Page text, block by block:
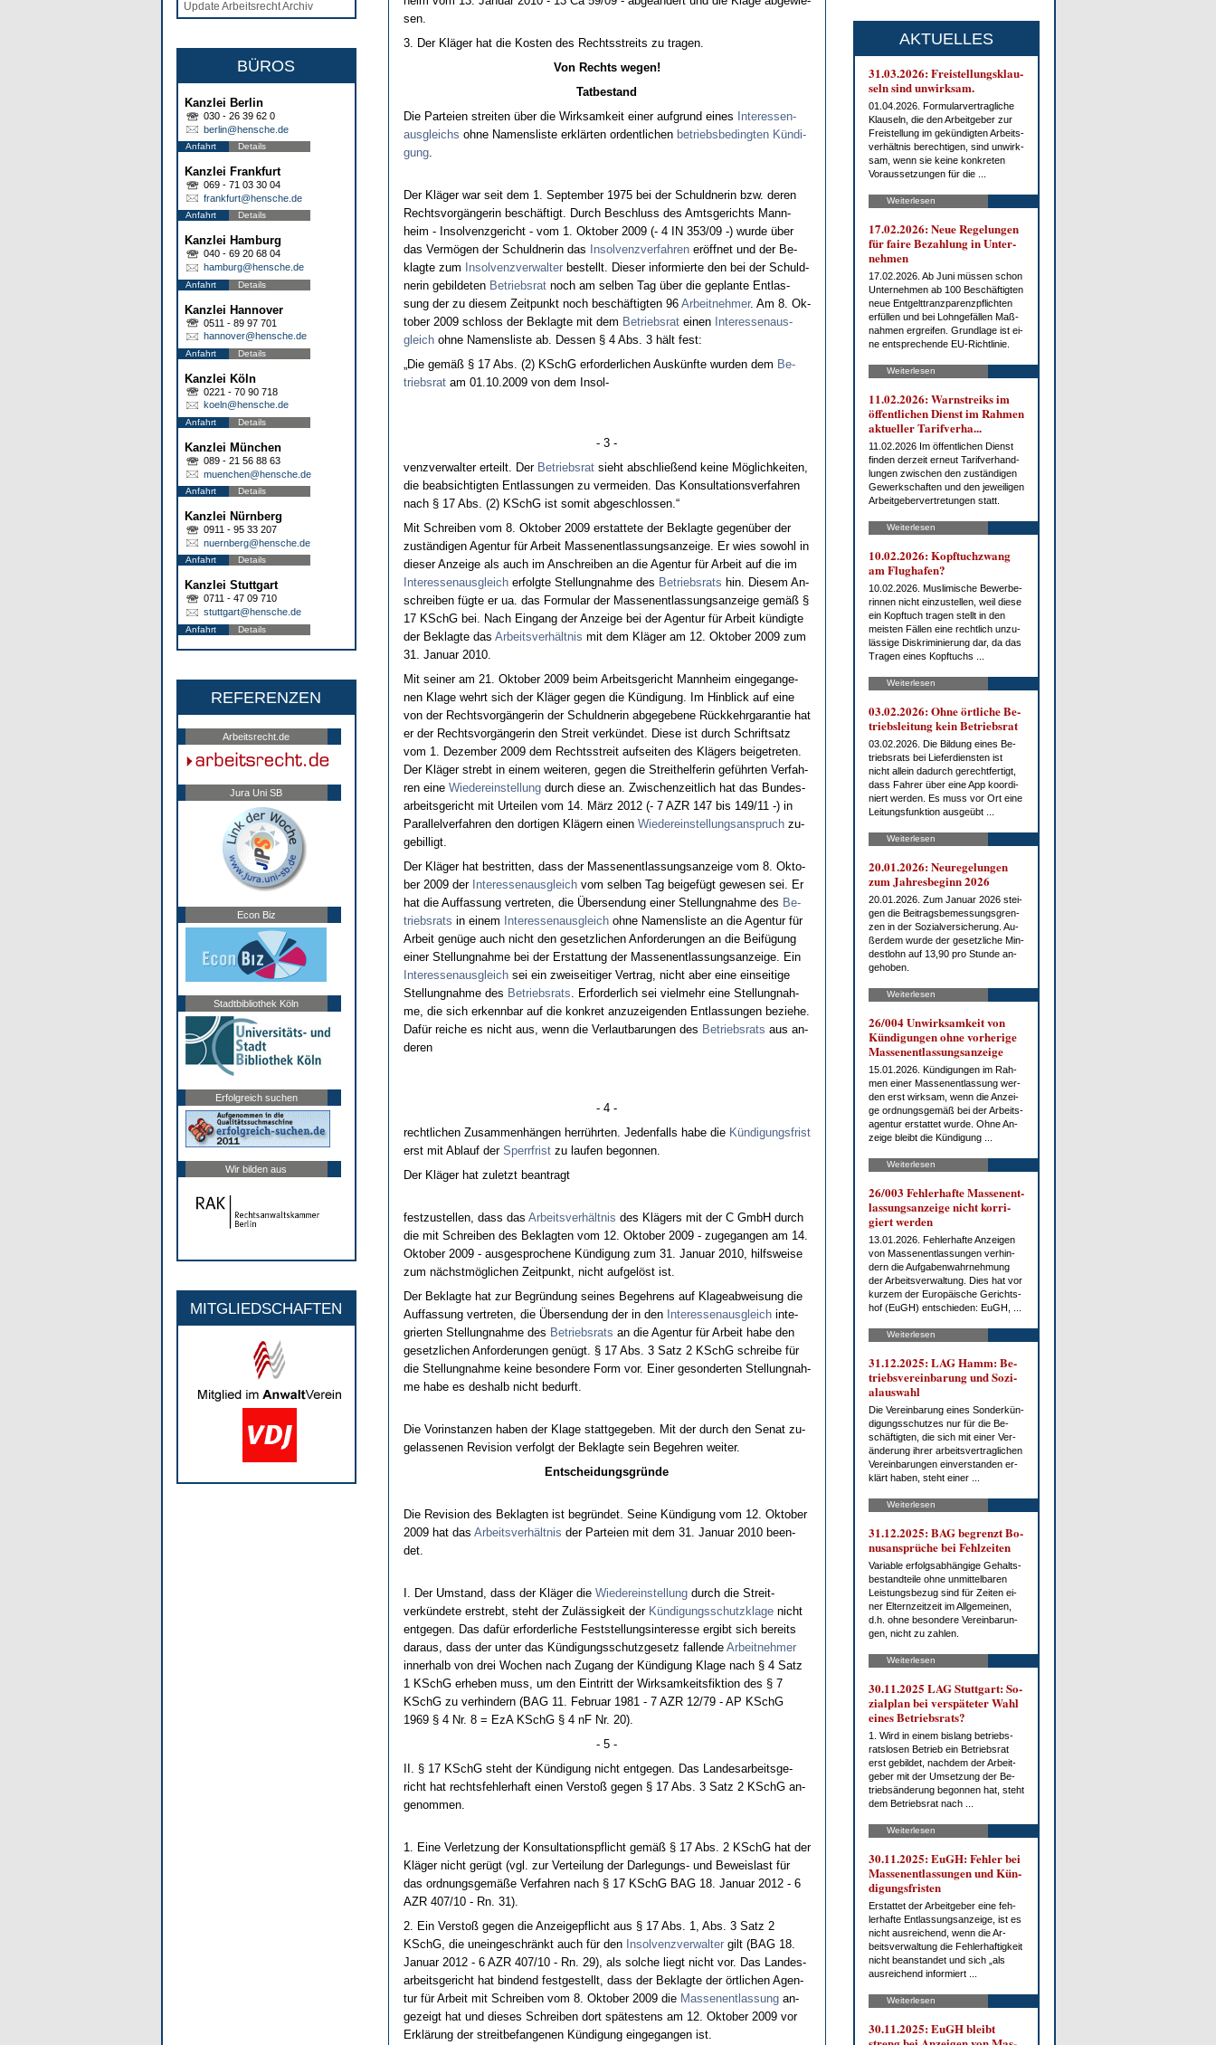
Update Arbeitsrecht Archiv
BÜROS
Kanzlei Berlin
030 - 26 39 62 0
berlin@hensche.de
Anfahrt Details
Kanzlei Frankfurt
069 - 71 03 30 04
frankfurt@hensche.de
Anfahrt Details
Kanzlei Hamburg
040 - 69 20 68 04
hamburg@hensche.de
Anfahrt Details
Kanzlei Hannover
0511 - 89 97 701
hannover@hensche.de
Anfahrt Details
Kanzlei Köln
0221 - 70 90 718
koeln@hensche.de
Anfahrt Details
Kanzlei München
089 - 21 56 88 63
muenchen@hensche.de
Anfahrt Details
Kanzlei Nürnberg
0911 - 95 33 207
nuernberg@hensche.de
Anfahrt Details
Kanzlei Stuttgart
0711 - 47 09 710
stuttgart@hensche.de
Anfahrt Details
REFERENZEN
Arbeitsrecht.de
Jura Uni SB
Econ Biz
Stadtbibliothek Köln
Erfolgreich suchen
Wir bilden aus
MITGLIEDSCHAFTEN
sen.
3. Der Kläger hat die Kos­ten des Rechts­streits zu tra­gen.
Von Rechts we­gen!
Tat­be­stand
Die Par­tei­en strei­ten über die Wirk­sam­keit ei­ner auf­grund ei­nes
In­ter­es­sen­
aus­gleichs oh­ne Na­mens­lis­te erklärten or­dent­li­chen be­triebs­be­ding­ten Kündi­
gung.
Der Kläger war seit dem 1. Sep­tem­ber 1975 bei der Schuld­ne­rin bzw. de­ren
Rechts­vorgänge­rin beschäftigt. Durch Be­schluss des Amts­ge­richts Mann­
heim - In­sol­venz­ge­richt - vom 1. Ok­to­ber 2009 (- 4 IN 353/09 -) wur­de über
das Vermögen der Schuld­ne­rin das
In­sol­venz­ver­fah­reneröff­net und der Be­
klag­te zum
In­sol­venz­ver­wal­terbe­stellt. Die­ser in­for­mier­te den bei der Schuld­
ne­rin ge­bil­de­ten Be­triebs­ratnoch am sel­ben Tag über die ge­plan­te Ent­las­
sung der zu die­sem Zeit­punkt noch beschäftig­ten 96 Ar­beit­neh­mer. Am 8. Ok­
to­ber 2009 schloss der Be­klag­te mit dem Be­triebs­ratei­nen In­ter­es­sen­aus­
gleichoh­ne Na­mens­lis­te ab. Des­sen § 4 Abs. 3 hält fest:
„Die gemäß § 17 Abs. (2) KSchG er­for­der­li­chen Auskünf­te wur­den dem Be­
triebs­ratam 01.10.2009 von dem In­sol-
- 3 -
venz­ver­wal­ter er­teilt. Der Be­triebs­ratsieht ab­sch­ließend kei­ne Möglich­kei­ten,
die be­ab­sich­tig­ten Ent­las­sun­gen zu ver­mei­den. Das Kon­sul­ta­ti­ons­ver­fah­ren
nach § 17 Abs. (2) KSchG ist so­mit ab­ge­schlos­sen.“
Mit Schrei­ben vom 8. Ok­to­ber 2009 er­stat­te­te der Be­klag­te ge­genüber der
zuständi­gen Agen­tur für Ar­beit Mas­sen­ent­las­sungs­an­zei­ge. Er wies so­wohl in
die­ser An­zei­ge als auch im An­schrei­ben an die Agen­tur für Ar­beit auf die im
In­ter­es­sen­aus­gleicher­folg­te Stel­lung­nah­me des Be­triebs­rats hin. Die­sem An­
schrei­ben fügte er ua. das For­mu­lar der Mas­sen­ent­las­sungs­an­zei­ge gemäß §
17 KSchG bei. Nach Ein­gang der An­zei­ge bei der Agen­tur für Ar­beit kündig­te
der Be­klag­te das Ar­beits­verhält­nis mit dem Kläger am 12. Ok­to­ber 2009 zum
31. Ja­nu­ar 2010.
Mit sei­ner am 21. Ok­to­ber 2009 beim Ar­beits­ge­richt Mann­heim ein­ge­gan­ge­
nen Kla­ge wehrt sich der Kläger ge­gen die Kündi­gung. Im Hin­blick auf ei­ne
von der Rechts­vorgänge­rin der Schuld­ne­rin ab­ge­ge­be­ne Rück­kehr­ga­ran­tie hat
er der Rechts­vorgänge­rin den Streit verkündet. Die­se ist durch Schrift­satz
vom 1. De­zem­ber 2009 dem Rechts­streit auf­sei­ten des Klägers bei­ge­tre­ten.
Der Kläger strebt in ei­nem wei­te­ren, ge­gen die Streit­hel­fe­rin geführ­ten Ver­fah­
ren ei­ne Wie­der­ein­stel­lungdurch die­se an. Zwi­schen­zeit­lich hat das Bun­des­
ar­beits­ge­richt mit Ur­tei­len vom 14. März 2012 (- 7 AZR 147 bis 149/11 -) in
Par­al­lel­ver­fah­ren den dor­ti­gen Klägern ei­nen Wie­der­ein­stel­lungs­an­spruchzu­
ge­bil­ligt.
Der Kläger hat be­strit­ten, dass der Mas­sen­ent­las­sungs­an­zei­ge vom 8. Ok­to­
ber 2009 der In­ter­es­sen­aus­gleichvom sel­ben Tag bei­gefügt ge­we­sen sei. Er
hat die Auf­fas­sung ver­tre­ten, die Über­sen­dung ei­ner Stel­lung­nah­me des Be­
triebs­rats in ei­nem In­ter­es­sen­aus­gleichoh­ne Na­mens­lis­te an die Agen­tur für
Ar­beit genüge auch nicht den ge­setz­li­chen An­for­de­run­gen an die Beifügung
ei­ner Stel­lung­nah­me bei der Er­stat­tung der Mas­sen­ent­las­sungs­an­zei­ge. Ein
In­ter­es­sen­aus­gleichsei ein zwei­sei­ti­ger Ver­trag, nicht aber ei­ne ein­sei­ti­ge
Stel­lung­nah­me des Be­triebs­rats. Er­for­der­lich sei viel­mehr ei­ne Stel­lung­nah­
me, die sich er­kenn­bar auf die kon­kret an­zu­zei­gen­den Ent­las­sun­gen be­zie­he.
Dafür rei­che es nicht aus, wenn die Ver­laut­ba­run­gen des Be­triebs­rats aus an­
de­ren
- 4 -
recht­li­chen Zu­sam­menhängen herrühr­ten. Je­den­falls ha­be die Kündi­gungs­frist
erst mit Ab­lauf der Sperr­fristzu lau­fen be­gon­nen.
Der Kläger hat zu­letzt be­an­tragt
fest­zu­stel­len, dass das Ar­beits­verhält­nis des Klägers mit der C GmbH durch
die mit Schrei­ben des Be­klag­ten vom 12. Ok­to­ber 2009 - zu­ge­gan­gen am 14.
Ok­to­ber 2009 - aus­ge­spro­che­ne Kündi­gung zum 31. Ja­nu­ar 2010, hilfs­wei­se
zum nächstmögli­chen Zeit­punkt, nicht auf­gelöst ist.
Der Be­klag­te hat zur Be­gründung sei­nes Be­geh­rens auf Kla­ge­ab­wei­sung die
Auf­fas­sung ver­tre­ten, die Über­sen­dung der in den In­ter­es­sen­aus­gleichin­te­
grier­ten Stel­lung­nah­me des Be­triebs­rats an die Agen­tur für Ar­beit ha­be den
ge­setz­li­chen An­for­de­run­gen genügt. § 17 Abs. 3 Satz 2 KSchG schrei­be für
die Stel­lung­nah­me kei­ne be­son­de­re Form vor. Ei­ner ge­son­der­ten Stel­lung­nah­
me ha­be es des­halb nicht be­durft.
Die Vor­in­stan­zen ha­ben der Kla­ge statt­ge­ge­ben. Mit der durch den Se­nat zu­
ge­las­se­nen Re­vi­si­on ver­folgt der Be­klag­te sein Be­geh­ren wei­ter.
Ent­schei­dungs­gründe
Die Re­vi­si­on des Be­klag­ten ist be­gründet. Sei­ne Kündi­gung vom 12. Ok­to­ber
2009 hat das Ar­beits­verhält­nis der Par­tei­en mit dem 31. Ja­nu­ar 2010 be­en­
det.
I. Der Um­stand, dass der Kläger die Wie­der­ein­stel­lungdurch die Streit­
verkünde­te er­strebt, steht der Zulässig­keit der Kündi­gungs­schutz­kla­genicht
ent­ge­gen. Das dafür er­for­der­li­che Fest­stel­lungs­in­ter­es­se er­gibt sich be­reits
dar­aus, dass der un­ter das Kündi­gungs­schutz­ge­setz fal­len­de Ar­beit­neh­mer
in­ner­halb von drei Wo­chen nach Zu­gang der Kündi­gung Kla­ge nach § 4 Satz
1 KSchG er­he­ben muss, um den Ein­tritt der Wirk­sam­keits­fik­ti­on des § 7
KSchG zu ver­hin­dern (BAG 11. Fe­bru­ar 1981 - 7 AZR 12/79 - AP KSchG
1969 § 4 Nr. 8 = EzA KSchG § 4 nF Nr. 20).
- 5 -
II. § 17 KSchG steht der Kündi­gung nicht ent­ge­gen. Das Lan­des­ar­beits­ge­
richt hat rechts­feh­ler­haft ei­nen Ver­s­toß ge­gen § 17 Abs. 3 Satz 2 KSchG an­
ge­nom­men.
1. Ei­ne Ver­let­zung der Kon­sul­ta­ti­ons­pflicht gemäß § 17 Abs. 2 KSchG hat der
Kläger nicht gerügt (vgl. zur Ver­tei­lung der Dar­le­gungs- und Be­weis­last für
das ord­nungs­gemäße Ver­fah­ren nach § 17 KSchG BAG 18. Ja­nu­ar 2012 - 6
AZR 407/10 - Rn. 31).
2. Ein Ver­s­toß ge­gen die An­zei­ge­pflicht aus § 17 Abs. 1, Abs. 3 Satz 2
KSchG, die un­ein­ge­schränkt auch für den In­sol­venz­ver­wal­tergilt (BAG 18.
Ja­nu­ar 2012 - 6 AZR 407/10 - Rn. 29), als sol­che liegt nicht vor. Das Lan­des­
ar­beits­ge­richt hat bin­dend fest­ge­stellt, dass der Be­klag­te der ört­li­chen Agen­
tur für Ar­beit mit Schrei­ben vom 8. Ok­to­ber 2009 die Mas­sen­ent­las­sungan­
ge­zeigt hat und die­ses Schrei­ben dort spätes­tens am 12. Ok­to­ber 2009 vor
Erklärung der streit­be­fan­ge­nen Kündi­gung ein­ge­gan­gen ist.
AKTUELLES
31.03.2026: Frei­stel­lungs­klau­
seln sind un­wirk­sam.
01.04.2026. For­mu­lar­ver­trag­li­che
Klau­seln, die den Ar­beit­ge­ber zur
Frei­stel­lung im ge­kün­dig­ten Ar­beits­
ver­hält­nis be­rech­ti­gen, sind un­wirk­
sam, wenn sie kei­ne kon­kre­ten
Vor­aus­set­zun­gen für die ...
Weiterlesen
17.02.2026: Neue Re­ge­lun­gen
für fai­re Be­zah­lung in Un­ter­
neh­men
17.02.2026. Ab Ju­ni müs­sen schon
Un­ter­neh­men ab 100 Be­schäf­tig­ten
neue Ent­gelt­tranz­pa­renz­pflich­ten
er­fül­len und bei Lohn­ge­fäl­len Maß­
nah­men er­grei­fen. Grund­la­ge ist ei­
ne ent­spre­chen­de EU-Richt­li­nie.
Weiterlesen
11.02.2026: Warn­streiks im
öf­fent­li­chen Dienst im Rah­men
ak­tu­el­ler Ta­rif­ver­ha...
11.02.2026 Im öf­fent­li­chen Dienst
fin­den der­zeit er­neut Ta­rif­ver­hand­
lun­gen zwi­schen den zu­stän­di­gen
Ge­werk­schaf­ten und den je­wei­li­gen
Ar­beit­ge­ber­ver­tre­tun­gen statt.
Weiterlesen
10.02.2026: Kopf­tuch­zwang
am Flug­ha­fen?
10.02.2026. Mus­li­mi­sche Be­wer­be­
rin­nen nicht ein­zu­stel­len, weil die­se
ein Kopf­tuch tra­gen stellt in den
meis­ten Fäl­len ei­ne recht­lich un­zu­
läs­si­ge Dis­kri­mi­nie­rung dar, da das
Tra­gen ei­nes Kopf­tuchs ...
Weiterlesen
03.02.2026: Oh­ne ört­li­che Be­
triebs­lei­tung kein Be­triebs­rat
03.02.2026. Die Bil­dung ei­nes Be­
triebs­rats bei Lie­fer­diens­ten ist
nicht al­lein da­durch ge­recht­fer­tigt,
dass Fah­rer über ei­ne App ko­or­di­
niert wer­den. Es muss vor Ort ei­ne
Lei­tungs­funk­ti­on aus­ge­übt ...
Weiterlesen
20.01.2026: Neu­re­ge­lun­gen
zum Jah­res­be­ginn 2026
20.01.2026. Zum Ja­nu­ar 2026 stei­
gen die Bei­trags­be­mes­sungs­gren­
zen in der So­zi­al­ver­si­che­rung. Au­
ßer­dem wur­de der ge­setz­li­che Min­
dest­lohn auf 13,90 pro St­un­de an­
ge­ho­ben.
Weiterlesen
26/004 Un­wirk­sam­keit von
Kün­di­gun­gen oh­ne vor­he­ri­ge
Mas­sen­ent­las­sungs­an­zei­ge
15.01.2026. Kün­di­gun­gen im Rah­
men ei­ner Mas­sen­ent­las­sung wer­
den erst wirk­sam, wenn die An­zei­
ge ord­nungs­ge­mäß bei der Ar­beits­
agen­tur er­stat­tet wur­de. Oh­ne An­
zei­ge bleibt die Kün­di­gung ...
Weiterlesen
26/003 Feh­ler­haf­te Mas­sen­ent­
las­sungs­an­zei­ge nicht kor­ri­
giert wer­den
13.01.2026. Feh­ler­haf­te An­zei­gen
von Mas­sen­ent­las­sun­gen ver­hin­
dern die Auf­ga­ben­wahr­neh­mung
der Ar­beits­ver­wal­tung. Dies hat vor
kur­zem der Eu­ro­päi­sche Ge­richts­
hof (EuGH) ent­schie­den: EuGH, ...
Weiterlesen
31.12.2025: LAG Hamm: Be­
triebs­ver­ein­ba­rung und So­zi­
al­aus­wahl
Die Ver­ein­ba­rung ei­nes Son­der­kün­
di­gungs­schut­zes nur für die Be­
schäf­tig­ten, die sich mit ei­ner Ver­
än­de­rung ih­rer ar­beits­ver­trag­li­chen
Ver­ein­ba­run­gen ein­ver­stan­den er­
klärt ha­ben, steht ei­ner ...
Weiterlesen
31.12.2025: BAG be­grenzt Bo­
nus­an­sprü­che bei Fehl­zei­ten
Va­ria­ble er­folgs­ab­hän­gi­ge Ge­halts­
be­stand­tei­le oh­ne un­mit­tel­ba­ren
Leis­tungs­be­zug sind für Zei­ten ei­
ner El­tern­zeit­zeit im All­ge­mei­nen,
d.h. oh­ne be­son­de­re Ver­ein­ba­run­
gen, nicht zu zah­len.
Weiterlesen
30.11.2025 LAG Stutt­gart: So­
zi­al­plan bei ver­spä­te­ter Wahl
ei­nes Be­triebs­rats?
1. Wird in ei­nem bis­lang be­triebs­
rats­lo­sen Be­trieb ein Be­triebs­rat
erst ge­bil­det, nach­dem der Ar­beit­
ge­ber mit der Um­set­zung der Be­
trieb­s­än­de­rung be­gon­nen hat, steht
dem Be­triebs­rat nach ...
Weiterlesen
30.11.2025: EuGH: Feh­ler bei
Mas­sen­ent­las­sun­gen und Kün­
di­gungs­fris­ten
Er­stat­tet der Ar­beit­ge­ber ei­ne feh­
ler­haf­te Ent­las­sungs­an­zei­ge, ist es
nicht aus­rei­chend, wenn die Ar­
beits­ver­wal­tung die Feh­ler­haf­tig­keit
nicht be­an­stan­det und sich „als
aus­rei­chend in­for­miert ...
Weiterlesen
30.11.2025: EuGH bleibt